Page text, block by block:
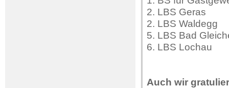
2. LBS Geras
2. LBS Waldegg
5. LBS Bad
6. LBS Lochau
Auch wir